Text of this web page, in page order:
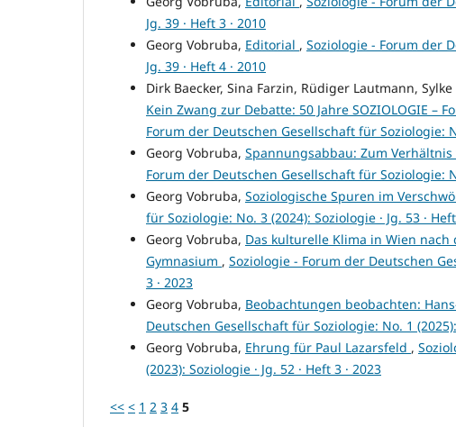
Jg. 39 · Heft 3 · 2010
Georg Vobruba, Editorial , Soziologie - Forum der
Jg. 39 · Heft 4 · 2010
Dirk Baecker, Sina Farzin, Rüdiger Lautmann,
Kein Zwang zur Debatte: 50 Jahre SOZIOLOGIE –
Forum der Deutschen Gesellschaft für Soziologie:
Georg Vobruba, Spannungsabbau: Zum
Forum der Deutschen Gesellschaft für Soziologie:
Georg Vobruba, Soziologische Spuren im
für Soziologie: No. 3 (2024): Soziologie · Jg. 53 ·
Georg Vobruba, Das kulturelle Klima in Wien
Gymnasium , Soziologie - Forum der Deutschen
3 · 2023
Georg Vobruba, Beobachtungen beobachten:
Deutschen Gesellschaft für Soziologie: No. 1 (2025):
Georg Vobruba, Ehrung für Paul Lazarsfeld ,
(2023): Soziologie · Jg. 52 · Heft 3 · 2023
<< < 1 2 3 4 5